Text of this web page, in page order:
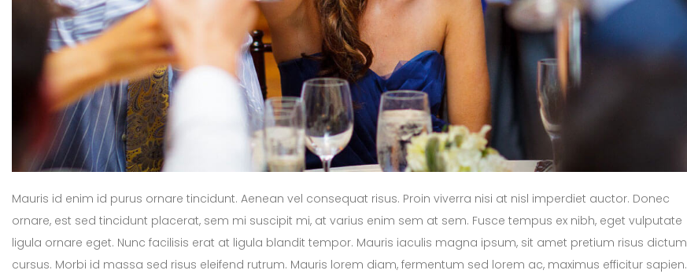
Mauris id enim id purus ornare tincidunt. Aenean vel consequat risus. Proin viverra nisi at nisl imperdiet auctor. Donec
ornare, est sed tincidunt placerat, sem mi suscipit mi, at varius enim sem at sem. Fusce tempus ex nibh, eget vulputate
ligula ornare eget. Nunc facilisis erat at ligula blandit tempor. Mauris iaculis magna ipsum, sit amet pretium risus dictum
cursus. Morbi id massa sed risus eleifend rutrum. Mauris lorem diam, fermentum sed lorem ac, maximus efficitur sapien.